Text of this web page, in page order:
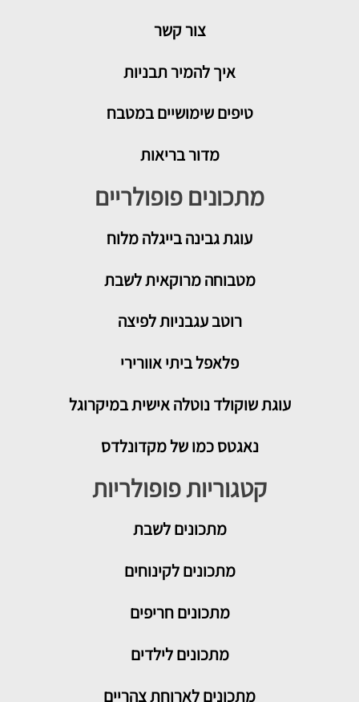
צור קשר
איך להמיר תבניות
טיפים שימושיים במטבח
מדור בריאות
מתכונים פופולריים
עוגת גבינה בייגלה מלוח
מטבוחה מרוקאית לשבת
רוטב עגבניות לפיצה
פלאפל ביתי אוורירי
עוגת שוקולד נוטלה אישית במיקרוגל
נאגטס כמו של מקדונלדס
קטגוריות פופולריות
מתכוניםלשבת
מתכונים לקינוחים
מתכונים חריפים
מתכונים לילדים
מתכונים לארוחת צהריים